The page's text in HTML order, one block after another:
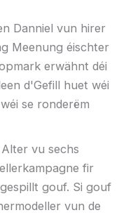
Danniel vun hirer
Meenung éischter
erwähnt déi
d'Gefill huet wéi
se ronderëm
vu sechs
fir
gouf. Si gouf
vun de